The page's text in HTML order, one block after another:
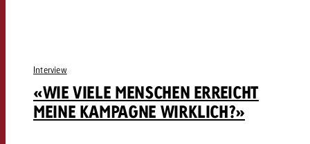
Interview
«WIE VIELE MENSCHEN ERREICHT
MEINE KAMPAGNE WIRKLICH?»